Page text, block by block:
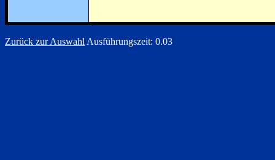
Zurück zur Auswahl Ausführungszeit: 0.03